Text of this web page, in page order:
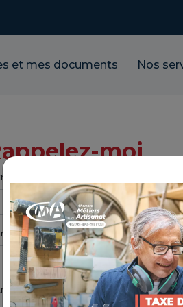
et mes documents Nos
moi
nom
prénom
raison sociale